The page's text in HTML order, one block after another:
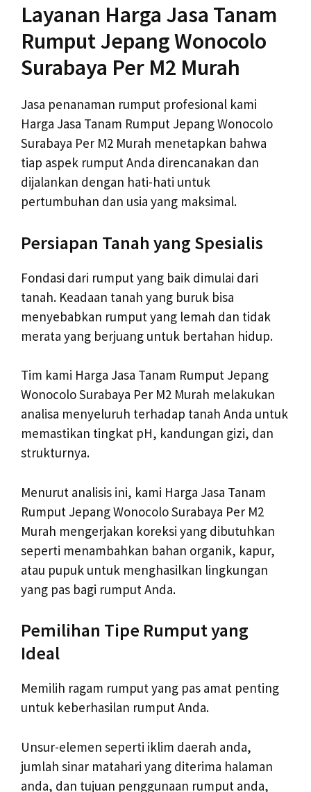
Layanan Harga Jasa Tanam
Rumput Jepang Wonocolo
Surabaya Per M2 Murah
Jasa penanaman rumput profesional kami
Harga Jasa Tanam Rumput Jepang Wonocolo
Surabaya Per M2 Murah menetapkan bahwa
tiap aspek rumput Anda direncanakan dan
dijalankan dengan hati-hati untuk
pertumbuhan dan usia yang maksimal.
Persiapan Tanah yang Spesialis
Fondasi dari rumput yang baik dimulai dari
tanah. Keadaan tanah yang buruk bisa
menyebabkan rumput yang lemah dan tidak
merata yang berjuang untuk bertahan hidup.
Tim kami Harga Jasa Tanam Rumput Jepang
Wonocolo Surabaya Per M2 Murah melakukan
analisa menyeluruh terhadap tanah Anda untuk
memastikan tingkat pH, kandungan gizi, dan
strukturnya.
Menurut analisis ini, kami Harga Jasa Tanam
Rumput Jepang Wonocolo Surabaya Per M2
Murah mengerjakan koreksi yang dibutuhkan
seperti menambahkan bahan organik, kapur,
atau pupuk untuk menghasilkan lingkungan
yang pas bagi rumput Anda.
Pemilihan Tipe Rumput yang
Ideal
Memilih ragam rumput yang pas amat penting
untuk keberhasilan rumput Anda.
Unsur-elemen seperti iklim daerah anda,
jumlah sinar matahari yang diterima halaman
anda, dan tujuan penggunaan rumput anda,